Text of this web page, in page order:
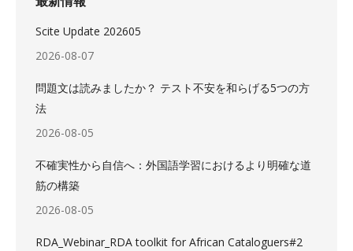
Scite Update 202605
2026-08-07
問題文は読みましたか？ テスト不安を和らげる5つの方
法
2026-08-05
不確実性から自信へ：外国語学習におけるより明確な道
筋の構築
2026-08-05
RDA_Webinar_RDA toolkit for African Cataloguers#2